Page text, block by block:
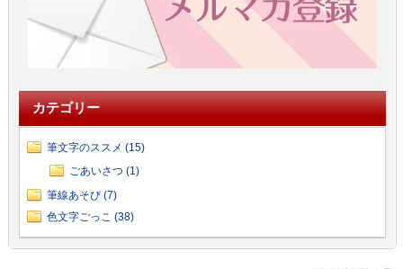
カテゴリー
筆文字のススメ (15)
ごあいさつ (1)
筆線あそび (7)
色文字ごっこ (38)